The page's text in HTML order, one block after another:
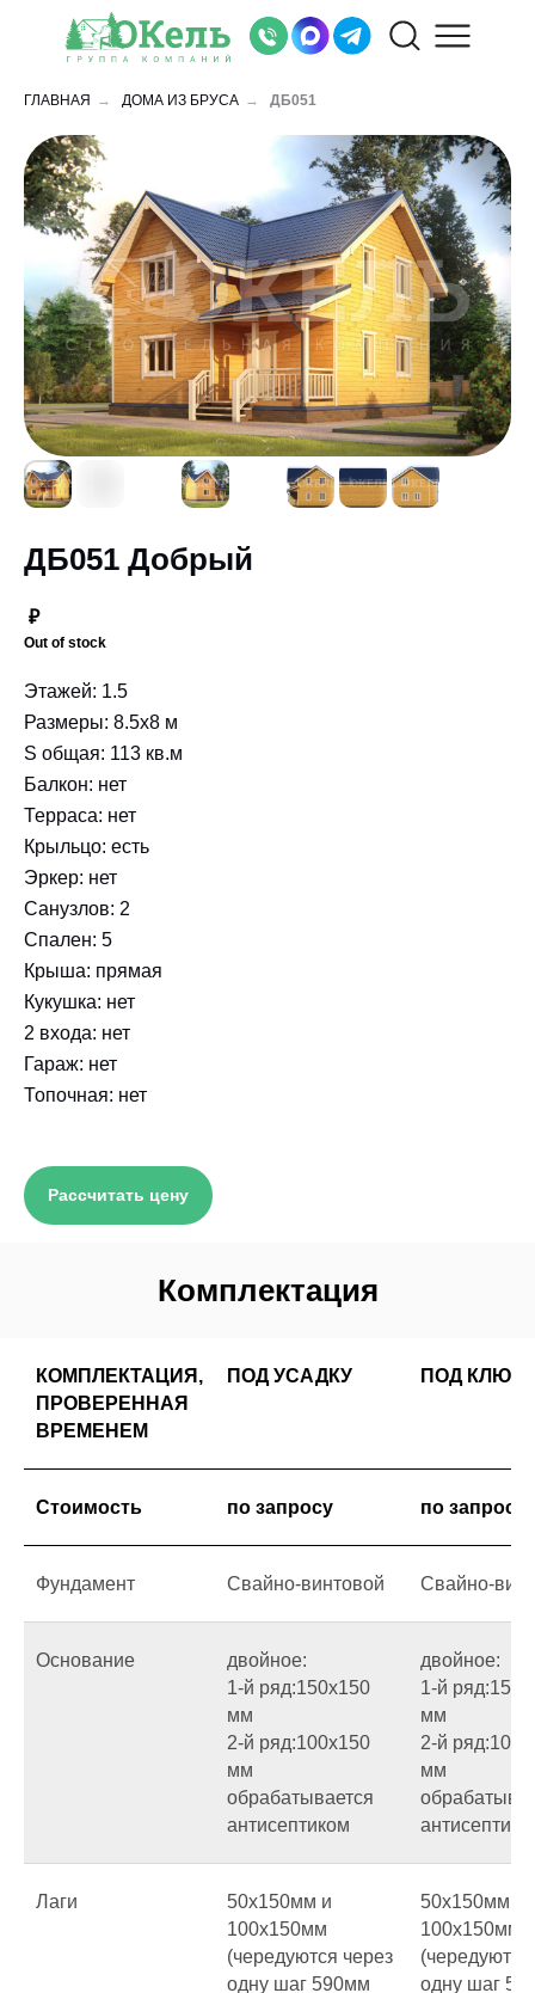
ГЛАВНАЯ → ДОМА ИЗ БРУСА → ДБ051
ДБ051 Добрый
₽
Out of stock
Этажей: 1.5
Размеры: 8.5x8 м
S общая: 113 кв.м
Балкон: нет
Терраса: нет
Крыльцо: есть
Эркер: нет
Санузлов: 2
Спален: 5
Крыша: прямая
Кукушка: нет
2 входа: нет
Гараж: нет
Топочная: нет
Рассчитать цену
Комплектация
КОМПЛЕКТАЦИЯ,
ПРОВЕРЕННАЯ
ВРЕМЕНЕМ
ПОД УСАДКУ ПОД КЛЮЧ
Стоимость по запросу по запросу
Фундамент Свайно-винтовой Свайно-
Основание
двойное:
1-й ряд:150х150
мм
2-й ряд:100х150
мм
обрабатывается
антисептиком
двойное:
1-й
мм
2-й
мм
Лаги
50х150мм и
100х150мм
(чередуются через
одну шаг 590мм
50х150мм и
100х150мм
(чередуются
одну шаг